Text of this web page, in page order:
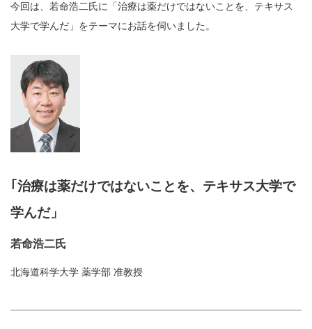
今回は、若命浩二氏に「治療は薬だけではないことを、テキサス
大学で学んだ」をテーマにお話を伺いました。
｢治療は薬だけではないことを、テキサス大学で
学んだ」
若命浩二氏
北海道科学大学 薬学部 准教授